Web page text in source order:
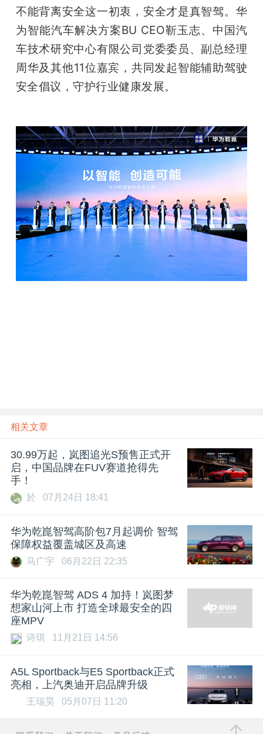
不能背离安全这一初衷，安全才是真智驾。华
为智能汽车解决方案BU CEO靳玉志、中国汽
车技术研究中心有限公司党委委员、副总经理
周华及其他11位嘉宾，共同发起智能辅助驾驶
安全倡议，守护行业健康发展。
相关文章
30.99万起，岚图追光S预售正式开
启，中国品牌在FUV赛道抢得先
手！
於 07月24日 18:41
华为乾崑智驾高阶包7月起调价 智驾
保障权益覆盖城区及高速
马广宇 06月22日 22:35
华为乾崑智驾 ADS 4 加持！岚图梦
想家山河上市 打造全球最安全的四
座MPV
诗琪 11月21日 14:56
A5L Sportback与E5 Sportback正式
亮相，上汽奥迪开启品牌升级
王瑞昊 05月07日 11:20